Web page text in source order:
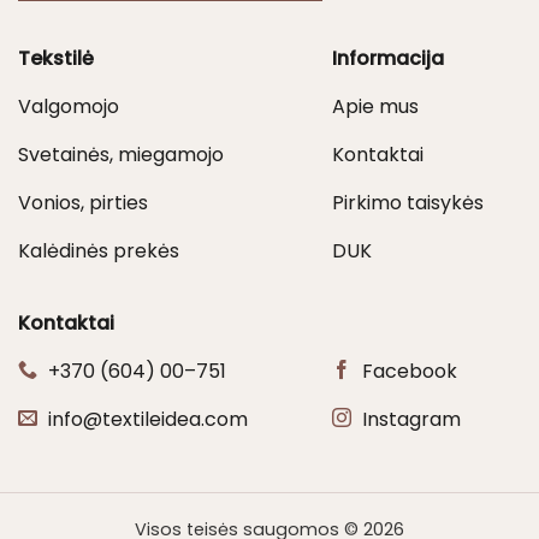
Tekstilė
Valgomojo
Svetainės, miegamojo
Vonios, pirties
Kalėdinės prekės
Informacija
Apie mus
Kontaktai
Pirkimo taisykės
DUK
Kontaktai
+370 (604) 00–751
info@textileidea.com
Facebook
Instagram
Visos teisės saugomos © 2026